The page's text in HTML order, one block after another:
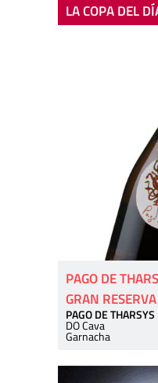
LA COPA DEL
PAGO DE
GRAN RESERVA
PAGO DE THARSYS
DO Cava
Garnacha